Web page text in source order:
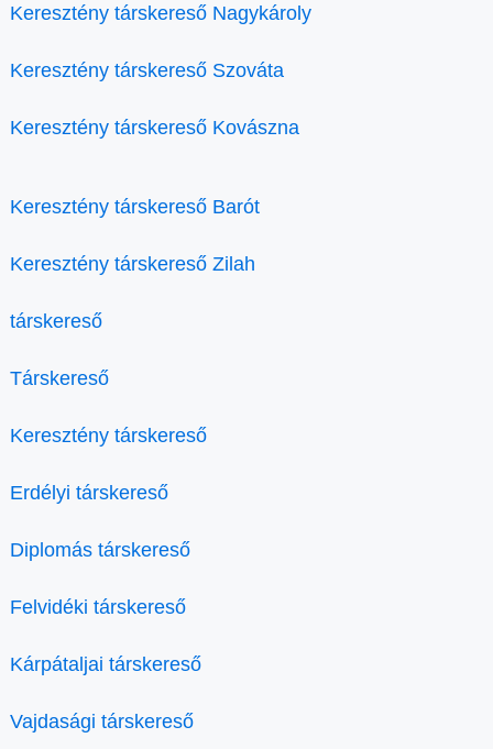
Keresztény társkereső Nagykároly
Keresztény társkereső Szováta
Keresztény társkereső Kovászna
Keresztény társkereső Barót
Keresztény társkereső Zilah
társkereső
Társkereső
Keresztény társkereső
Erdélyi társkereső
Diplomás társkereső
Felvidéki társkereső
Kárpátaljai társkereső
Vajdasági társkereső